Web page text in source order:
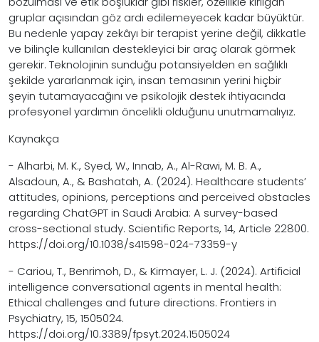
gruplar açısından göz ardı edilemeyecek kadar büyüktür.
Bu nedenle yapay zekâyı bir terapist yerine değil, dikkatle
ve bilinçle kullanılan destekleyici bir araç olarak görmek
gerekir. Teknolojinin sunduğu potansiyelden en sağlıklı
şekilde yararlanmak için, insan temasının yerini hiçbir
şeyin tutamayacağını ve psikolojik destek ihtiyacında
profesyonel yardımın öncelikli olduğunu unutmamalıyız.
Kaynakça
- Alharbi, M. K., Syed, W., Innab, A., Al-Rawi, M. B. A.,
Alsadoun, A., & Bashatah, A. (2024). Healthcare students’
attitudes, opinions, perceptions and perceived obstacles
regarding ChatGPT in Saudi Arabia: A survey-based
cross-sectional study. Scientific Reports, 14, Article 22800.
https://doi.org/10.1038/s41598-024-73359-y
- Cariou, T., Benrimoh, D., & Kirmayer, L. J. (2024). Artificial
intelligence conversational agents in mental health:
Ethical challenges and future directions. Frontiers in
Psychiatry, 15, 1505024.
https://doi.org/10.3389/fpsyt.2024.1505024